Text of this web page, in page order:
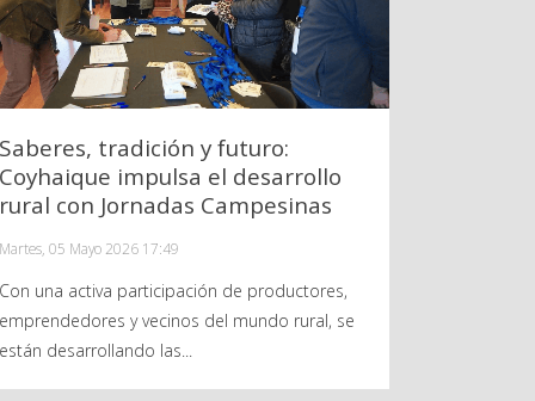
Saberes, tradición y futuro:
Coyhaique impulsa el desarrollo
rural con Jornadas Campesinas
Martes, 05 Mayo 2026 17:49
Con una activa participación de productores,
emprendedores y vecinos del mundo rural, se
están desarrollando las...